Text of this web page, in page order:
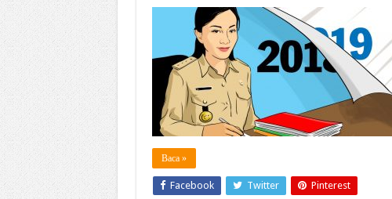
Baca »
Facebook Twitter Pinterest